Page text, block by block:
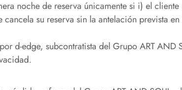
noche de reserva únicamente si i) el cliente
su reserva sin la antelación prevista
d-edge, subcontratista del Grupo ART AND